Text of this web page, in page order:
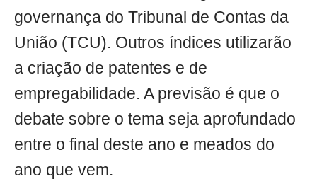
governança do Tribunal de Contas da
União (TCU). Outros índices utilizarão
a criação de patentes e de
empregabilidade. A previsão é que o
debate sobre o tema seja aprofundado
entre o final deste ano e meados do
ano que vem.